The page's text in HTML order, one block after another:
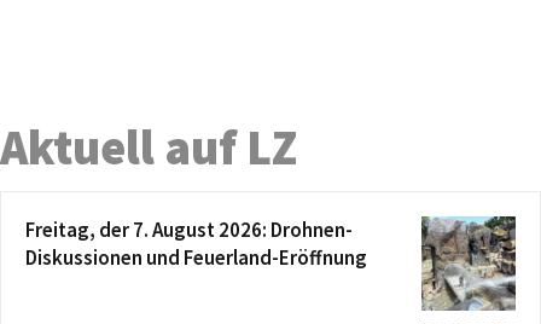
Aktuell auf LZ
Freitag, der 7. August 2026: Drohnen-
Diskussionen und Feuerland-Eröffnung